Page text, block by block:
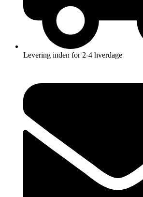
Levering inden for 2-4 hverdage